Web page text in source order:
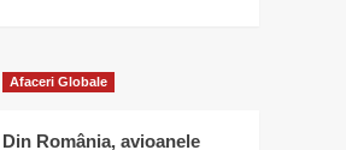
Afaceri Globale
Din România, avioanele